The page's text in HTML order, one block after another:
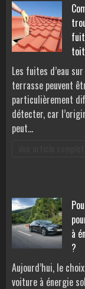
Les fuites d’eau
terrasse peuvent
particulièrement
détecter, car
peut…
à
?
Aujourd’hui, le
voiture à énergie